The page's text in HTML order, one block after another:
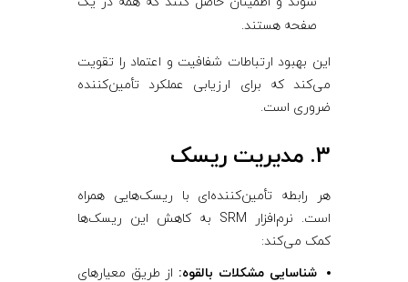
صفحه هستند.
این بهبود ارتباطات شفافیت و اعتماد را تقویت
می‌کند که برای ارزیابی عملکرد تأمین‌کننده
ضروری است.
3. مدیریت ریسک
هر رابطه تأمین‌کننده‌ای با ریسک‌هایی همراه
است. نرم‌افزار SRM به کاهش این ریسک‌ها
کمک می‌کند:
شناسایی مشکلات بالقوه: از طریق معیارهای